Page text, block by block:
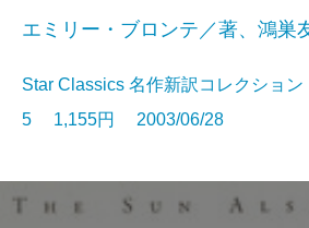
エミリー・ブロンテ／著、鴻巣
Star Classics 名作新訳コレクショ
5 1,155円 2003/06/28